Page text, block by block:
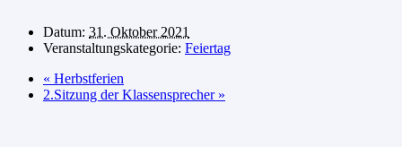
Datum: 31. Oktober 2021
Veranstaltungskategorie: Feiertag
« Herbstferien
2.Sitzung der Klassensprecher »